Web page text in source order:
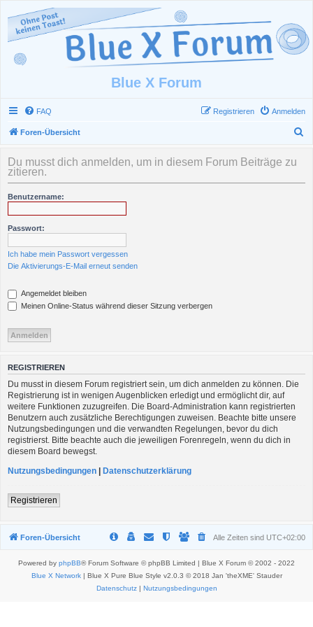
Blue X Forum
FAQ Anmelden
Registrieren
Foren-Übersicht
h
Du musst dich anmelden, um in diesem Forum Beiträge zu
zitieren.
Benutzername:
Passwort:
Ich habe mein Passwort vergessen
Die Aktivierungs-E-Mail erneut senden
Angemeldet bleiben
Meinen Online-Status während dieser Sitzung verbergen
REGISTRIEREN
Du musst in diesem Forum registriert sein, um dich anmelden zu können. Die
Registrierung ist in wenigen Augenblicken erledigt und ermöglicht dir, auf
weitere Funktionen zuzugreifen. Die Board-Administration kann registrierten
Benutzern auch zusätzliche Berechtigungen zuweisen. Beachte bitte unsere
Nutzungsbedingungen und die verwandten Regelungen, bevor du dich
registrierst. Bitte beachte auch die jeweiligen Forenregeln, wenn du dich in
diesem Board bewegst.
Nutzungsbedingungen | Datenschutzerklärung
Registrieren
Foren-Übersicht Alle Zeiten sind UTC+02:00
Powered by phpBB® Forum Software © phpBB Limited | Blue X Forum © 2002 - 2022
Blue X Network| Blue X Pure Blue Style v2.0.3 © 2018 Jan 'theXME' Stauder
Datenschutz| Nutzungsbedingungen